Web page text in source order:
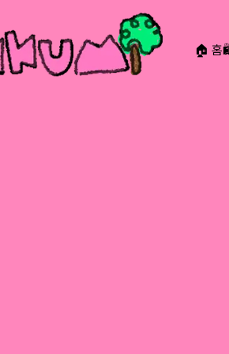
RYOKKUMi 🏠 홈